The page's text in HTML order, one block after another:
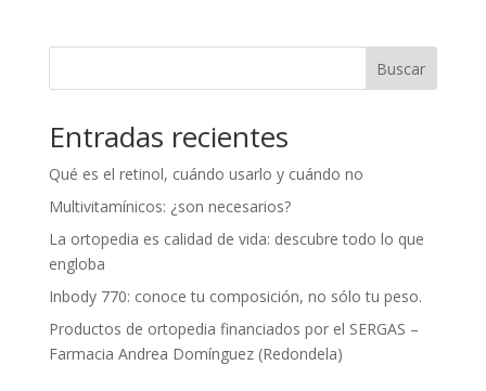
Buscar
Entradas recientes
Qué es el retinol, cuándo usarlo y cuándo no
Multivitamínicos: ¿son necesarios?
La ortopedia es calidad de vida: descubre todo lo que
engloba
Inbody 770: conoce tu composición, no sólo tu peso.
Productos de ortopedia financiados por el SERGAS –
Farmacia Andrea Domínguez (Redondela)